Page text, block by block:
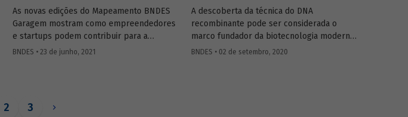
As novas edições do Mapeamento BNDES
Garagem mostram como empreendedores
e startups podem contribuir para a
solução de problemas nas áreas de saúde
discussões da Semana BNDES de Impacto
BNDES • 23 de junho, 2021
A descoberta da técnica do DNA
recombinante pode ser considerada o
marco fundador da biotecnologia moderna,
permitindo criar células capazes de
BNDES • 02 de setembro, 2020
2 3